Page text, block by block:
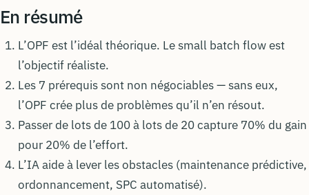
En résumé
L’OPF est l’idéal théorique. Le small batch flow est
l’objectif réaliste.
Les 7 prérequis sont non négociables — sans eux,
l’OPF crée plus de problèmes qu’il n’en résout.
Passer de lots de 100 à lots de 20 capture 70% du gain
pour 20% de l’effort.
L’IA aide à lever les obstacles (maintenance prédictive,
ordonnancement, SPC automatisé).